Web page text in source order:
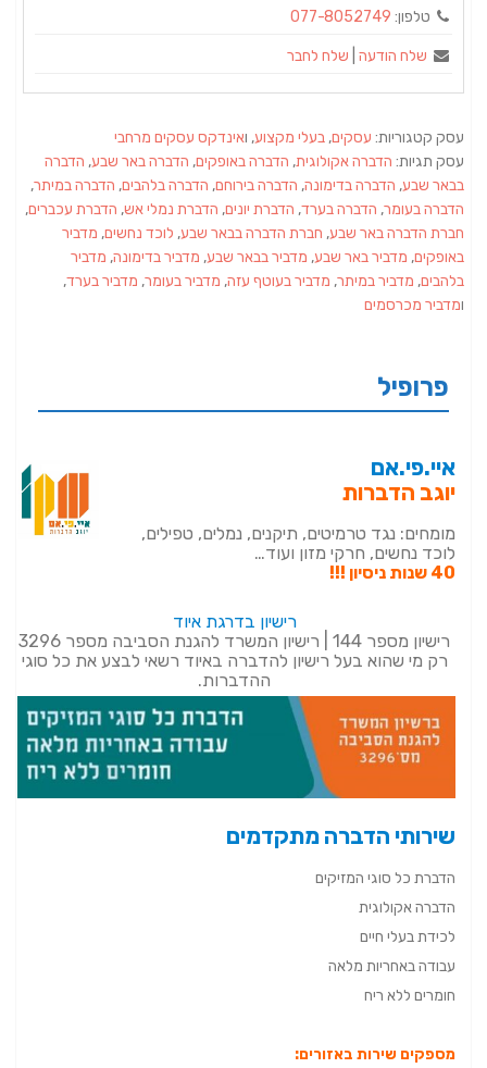
טלפון: 077-8052749
שלח הודעה שלח לחבר
עסק קטגוריות: עסקים, בעלי מקצוע, ואינדקס עסקים מרחבי
עסק תגיות: הדברה אקולוגית, הדברה באופקים, הדברה באר שבע, הדברה
בבאר שבע, הדברה בדימונה, הדברה בירוחם, הדברה בלהבים, הדברה במיתר,
הדברה בעומר, הדברה בערד, הדברת יונים, הדברת נמלי אש, הדברת עכברים,
חברת הדברה באר שבע, חברת הדברה בבאר שבע, לוכד נחשים, מדביר
באופקים, מדביר באר שבע, מדביר בבאר שבע, מדביר בדימונה, מדביר
בלהבים, מדביר במיתר, מדביר בעוטף עזה, מדביר בעומר, מדביר בערד,
ומדביר מכרסמים
פרופיל
איי.פי.אם
יוגב הדברות
מומחים: נגד טרמיטים, תיקנים, נמלים, טפילים,
לוכד נחשים, חרקי מזון ועוד…
40 שנות ניסיון !!!
רישיון בדרגת איוד
רישיון מספר 144 | רישיון המשרד להגנת הסביבה מספר 3296
רק מי שהוא בעל רישיון להדברה באיוד רשאי לבצע את כל סוגי
ההדברות.
שירותי הדברה מתקדמים
הדברת כל סוגי המזיקים
הדברה אקולוגית
לכידת בעלי חיים
עבודה באחריות מלאה
חומרים ללא ריח
מספקים שירות באזורים: